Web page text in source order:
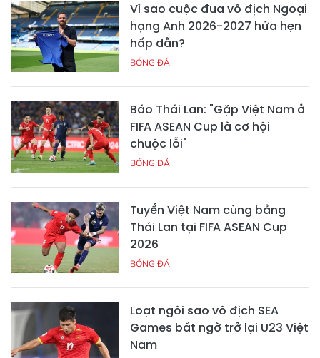
Vì sao cuộc đua vô địch Ngoại
hạng Anh 2026-2027 hứa hẹn
hấp dẫn?
BÓNG ĐÁ
Báo Thái Lan: "Gặp Việt Nam ở
FIFA ASEAN Cup là cơ hội
chuộc lỗi"
BÓNG ĐÁ
Tuyển Việt Nam cùng bảng
Thái Lan tại FIFA ASEAN Cup
2026
BÓNG ĐÁ
Loạt ngôi sao vô địch SEA
Games bất ngờ trở lại U23 Việt
Nam